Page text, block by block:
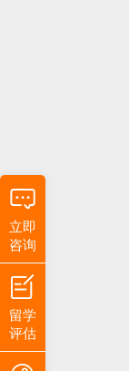
立即
咨询
留学
评估